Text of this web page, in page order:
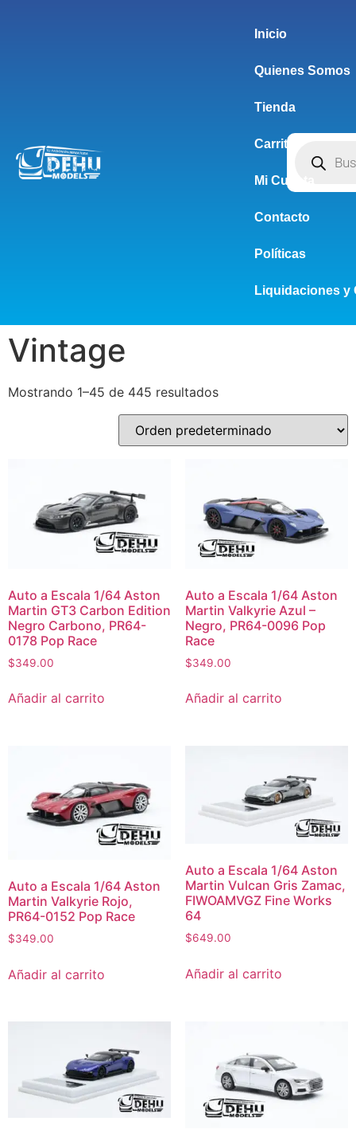
Inicio
Quienes Somos
Tienda
Carrito
Mi Cuenta
Contacto
Políticas
Liquidaciones y
Vintage
Mostrando 1–45 de 445 resultados
Auto a Escala 1/64 Aston
Martin GT3 Carbon Edition
Negro Carbono, PR64-
0178 Pop Race
$349.00
Añadir al carrito
Auto a Escala 1/64 Aston
Martin Valkyrie Azul –
Negro, PR64-0096 Pop
Race
$349.00
Añadir al carrito
Auto a Escala 1/64 Aston
Martin Valkyrie Rojo,
PR64-0152 Pop Race
$349.00
Añadir al carrito
Auto a Escala 1/64 Aston
Martin Vulcan Gris Zamac,
FIWOAMVGZ Fine Works
64
$649.00
Añadir al carrito